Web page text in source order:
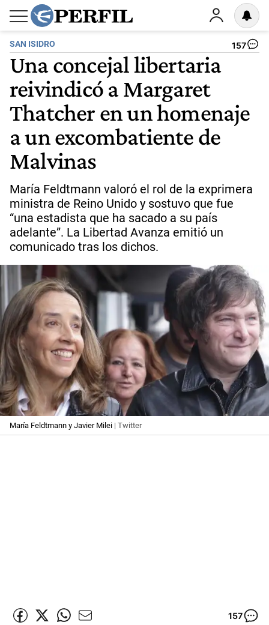
SAN ISIDRO 157
Una concejal libertaria
reivindicó a Margaret
Thatcher en un homenaje
a un excombatiente de
Malvinas
María Feldtmann valoró el rol de la exprimera
ministra de Reino Unido y sostuvo que fue
“una estadista que ha sacado a su país
adelante”. La Libertad Avanza emitió un
comunicado tras los dichos.
María Feldtmann y Javier Milei | Twitter
157